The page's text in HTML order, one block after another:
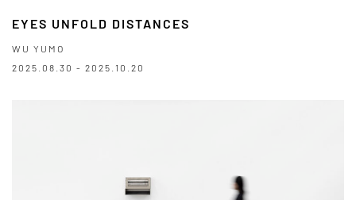
EYES UNFOLD DISTANCES
WU YUMO
2025.08.30 - 2025.10.20